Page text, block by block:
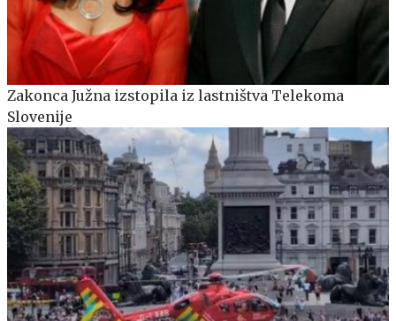
Zakonca Južna izstopila iz lastništva Telekoma
Slovenije